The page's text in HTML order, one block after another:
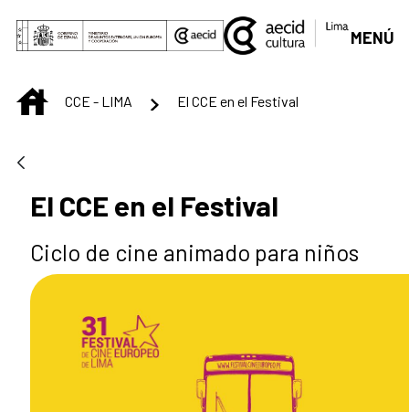
Saltar al contenido principal
MENÚ
INICIOCCE - LIMA El CCE en el Festival
El CCE en el Festival
Ciclo de cine animado para niños